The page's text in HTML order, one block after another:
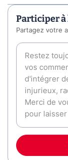
Participer à
Partagez votre